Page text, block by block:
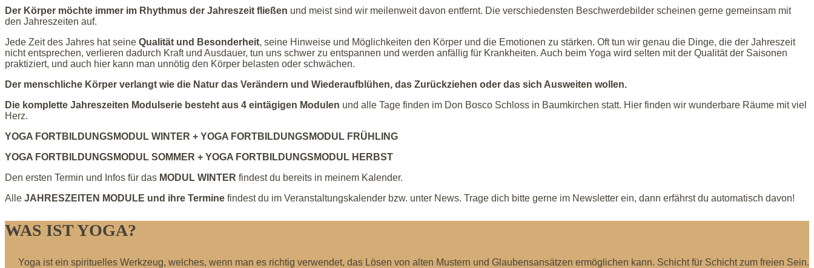
Der Körper möchte immer im Rhythmus der Jahreszeit fließen und meist sind wir meilenweit davon entfernt. Die verschiedensten Beschwerdebilder scheinen gerne gemeinsam mit
den Jahreszeiten auf.
Jede Zeit des Jahres hat seine Qualität und Besonderheit, seine Hinweise und Möglichkeiten den Körper und die Emotionen zu stärken. Oft tun wir genau die Dinge, die der Jahreszeit
nicht entsprechen, verlieren dadurch Kraft und Ausdauer, tun uns schwer zu entspannen und werden anfällig für Krankheiten. Auch beim Yoga wird selten mit der Qualität der Saisonen
praktiziert, und auch hier kann man unnötig den Körper belasten oder schwächen.
Der menschliche Körper verlangt wie die Natur das Verändern und Wiederaufblühen, das Zurückziehen oder das sich Ausweiten wollen.
Die komplette Jahreszeiten Modulserie besteht aus 4 eintägigen Modulen und alle Tage finden im Don Bosco Schloss in Baumkirchen statt. Hier finden wir wunderbare Räume mit viel
Herz.
YOGA FORTBILDUNGSMODUL WINTER + YOGA FORTBILDUNGSMODUL FRÜHLING
YOGA FORTBILDUNGSMODUL SOMMER + YOGA FORTBILDUNGSMODUL HERBST
Den ersten Termin und Infos für das MODUL WINTER findest du bereits in meinem Kalender.
Alle JAHRESZEITEN MODULE und ihre Termine findest du im Veranstaltungskalender bzw. unter News. Trage dich bitte gerne im Newsletter ein, dann erfährst du automatisch davon!
WAS IST YOGA?
Yoga ist ein spirituelles Werkzeug, welches, wenn man es richtig verwendet, das Lösen von alten Mustern und Glaubensansätzen ermöglichen kann. Schicht für Schicht zum freien Sein.